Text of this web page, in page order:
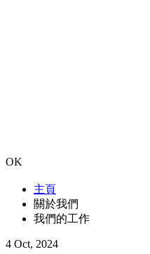
OK
主頁
關於我們
我們的工作
4 Oct, 2024